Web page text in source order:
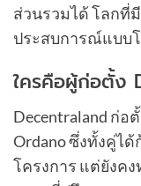
ส่วนรวมได้ โลกที่
ประสบการณ์แบบ
ใครคือผู้ก่อตั้ง
Decentraland ก่อ
Ordano ซึ่งทั้งคู่ไ
โครงการ แต่ยังคง